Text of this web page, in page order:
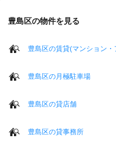
豊島区の物件を見る
豊島区の賃貸(マンション
豊島区の月極駐車場
豊島区の貸店舗
豊島区の貸事務所